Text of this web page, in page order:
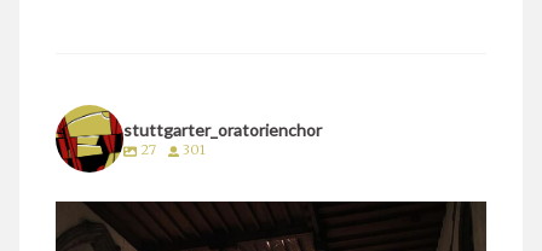
stuttgarter_oratorienchor
27 301
stuttgarter_oratorienchor
März 24